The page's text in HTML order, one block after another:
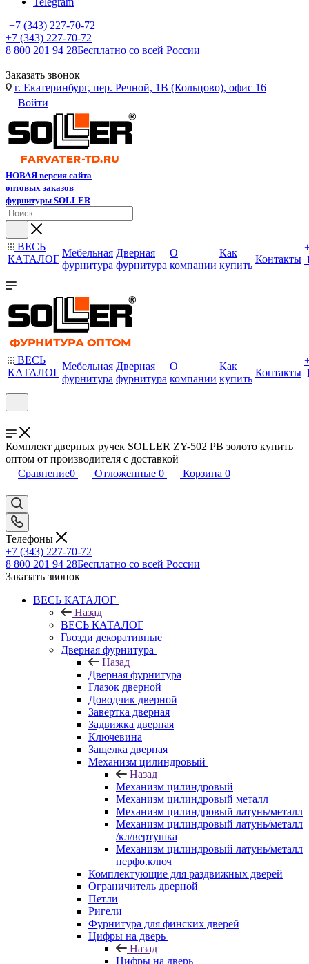
+7 (343) 227-70-72
+7 (343) 227-70-72
8 800 201 94 28Бесплатно со всей России
Заказать звонок
г. Екатеринбург, пер. Речной, 1В (Кольцово), офис 16
Войти
НОВАЯ версия сайта
оптовых заказов
фурнитуры SOLLER
ВЕСЬ
КАТАЛОГ
Мебельная
фурнитура
Дверная
фурнитура
О
компании
Как
купить
Контакты
ВЕСЬ
КАТАЛОГ
Мебельная
фурнитура
Дверная
фурнитура
О
компании
Как
купить
Контакты
Комплект дверных ручек SOLLER ZY-502 PB золото купить
оптом от производителя с доставкой
Сравнение0 Отложенные 0 Корзина 0
Телефоны
+7 (343) 227-70-72
8 800 201 94 28Бесплатно со всей России
Заказать звонок
ВЕСЬ КАТАЛОГ
Назад
ВЕСЬ КАТАЛОГ
Гвозди декоративные
Дверная фурнитура
Назад
Дверная фурнитура
Глазок дверной
Доводчик дверной
Завертка дверная
Задвижка дверная
Ключевина
Защелка дверная
Механизм цилиндровый
Назад
Механизм цилиндровый
Механизм цилиндровый металл
Механизм цилиндровый латунь/металл
Механизм цилиндровый латунь/металл
/кл/вертушка
Механизм цилиндровый латунь/металл
перфо.ключ
Комплектующие для раздвижных дверей
Ограничитель дверной
Петли
Ригели
Фурнитура для финских дверей
Цифры на дверь
Назад
Цифры на дверь